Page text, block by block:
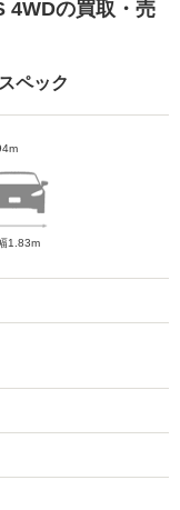
4WDの買取・売
ペック
1.83m